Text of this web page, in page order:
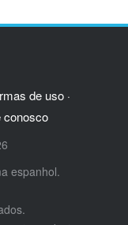
de uso ·
conosco
espanhol.